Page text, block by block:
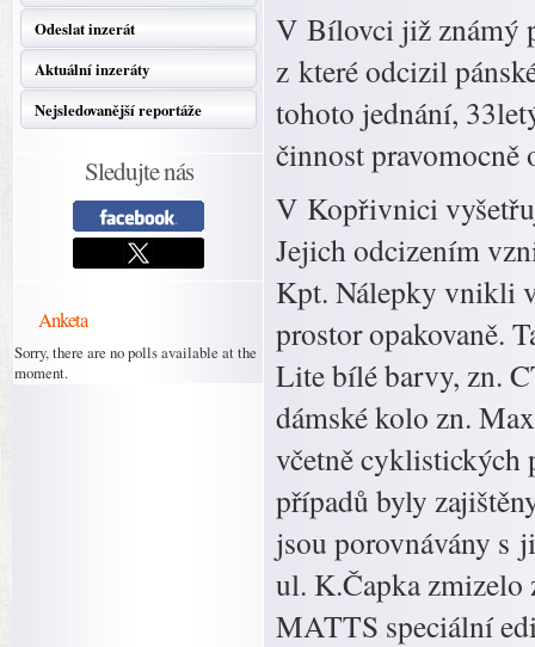
Odeslat inzerát
Aktuální inzeráty
Nejsledovanější reportáže
Sledujte nás
Anketa
Sorry, there are no polls available at the
moment.
V Bílovci již známý
z které odcizil
tohoto jednání,
činnost
V Kopřivnici
Jejich odcizením
Kpt. Nálepky vnikli
prostor opakovaně.
Lite bílé barvy, zn.
dámské kolo zn.
včetně cyklistických
případů byly
jsou porovnávány s
ul. K.Čapka zmizelo
MATTS speciální